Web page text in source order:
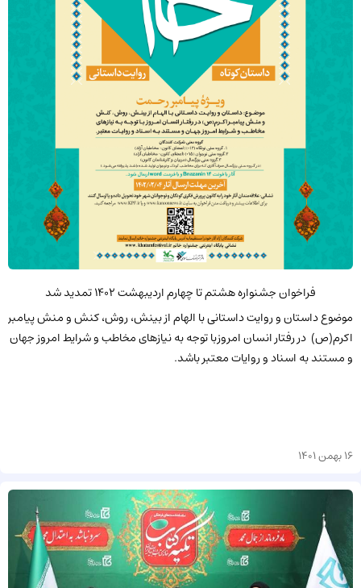
فراخوان جشنواره هشتم تا چهارم اردیبهشت 1402 تمدید شد
موضوع داستان و روایت داستانی با الهام از بینش، روش، کنش و منش پیامبر
اکرم(ص) در رفتار انسان امروزبا توجه به نیازهای مخاطب و شرایط امروز جهان
و مستند به اسناد و روایات معتبر باشد.
16 بهمن 1401